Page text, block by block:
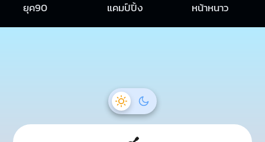
ยุค90
แคมป์ปิ้ง หน้าหนาว